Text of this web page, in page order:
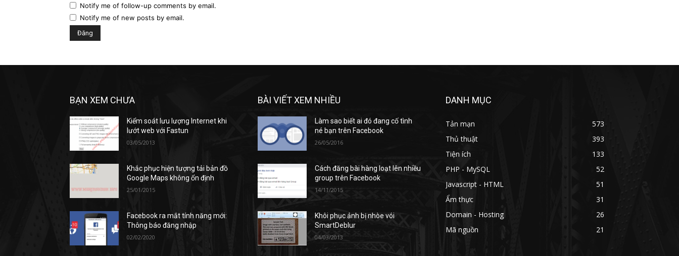
Notify me of follow-up comments by email.
Notify me of new posts by email.
BẠN XEM CHƯA
Kiểm soát lưu lượng Internet khi
lướt web với Fastun
03/05/2013
Khắc phục hiện tượng tải bản đồ
Google Maps không ổn định
25/01/2015
Facebook ra mắt tính năng mới:
Thông báo đăng nhập
02/02/2020
BÀI VIẾT XEM NHIỀU
Làm sao biết ai đó đang cố tình
né bạn trên Facebook
26/05/2016
Cách đăng bài hàng loạt lên nhiều
group trên Facebook
14/11/2015
Khôi phục ảnh bị nhòe vói
SmartDeblur
04/03/2013
DANH MỤC
Tản mạn
573
Thủ thuật
393
Tiện ích
133
PHP - MySQL
52
Javascript - HTML
51
Ẩm thực
31
Domain - Hosting
26
Mã nguồn
21